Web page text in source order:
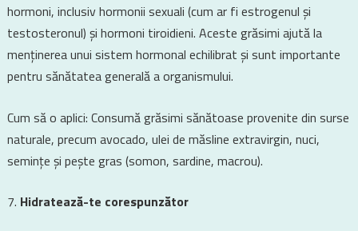
hormoni, inclusiv hormonii sexuali (cum ar fi estrogenul și
testosteronul) și hormoni tiroidieni. Aceste grăsimi ajută la
menținerea unui sistem hormonal echilibrat și sunt importante
pentru sănătatea generală a organismului.
Cum să o aplici: Consumă grăsimi sănătoase provenite din surse
naturale, precum avocado, ulei de măsline extravirgin, nuci,
semințe și pește gras (somon, sardine, macrou).
Hidratează-te corespunzător